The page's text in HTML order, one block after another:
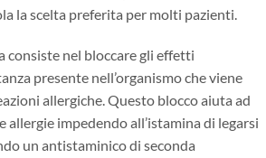
la scelta preferita per molti pazienti.
consiste nel bloccare gli effetti
presente nell’organismo che viene
allergiche. Questo blocco aiuta ad
allergie impedendo all’istamina di legarsi
un antistaminico di seconda